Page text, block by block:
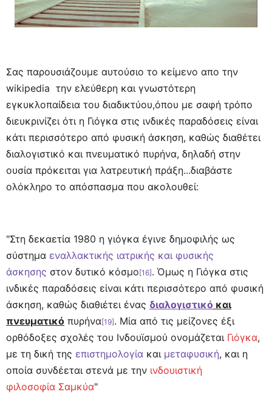
Σας παρουσιάζουμε αυτούσιο το κείμενο απο την
wikipedia την ελεύθερη και γνωστότερη
εγκυκλοπαίδεια του διαδικτύου,όπου με σαφή τρόπο
διευκρινίζει ότι η Γιόγκα στις ινδικές παραδόσεις είναι
κάτι περισσότερο από φυσική άσκηση, καθώς διαθέτει
διαλογιστικό και πνευματικό πυρήνα, δηλαδή στην
ουσία πρόκειται για λατρευτική πράξη...διαβάστε
ολόκληρο το απόσπασμα που ακολουθεί:
"Στη δεκαετία 1980 η γιόγκα έγινε δημοφιλής ως
σύστημα εναλλακτικής ιατρικής και φυσικής
άσκησης στον δυτικό κόσμο [16]. Όμως η Γιόγκα στις
ινδικές παραδόσεις είναι κάτι περισσότερο από φυσική
άσκηση, καθώς διαθιέτει ένας διαλογιστικό και
πνευματικό πυρήνα[19]. Μία από τις μείζονες έξι
ορθόδοξες σχολές του Ινδουϊσμού ονομάζεται Γιόγκα,
με τη δική της επιστημολογία και μεταφυσική, και η
οποία συνδέεται στενά με την ινδουιστική
φιλοσοφία Σαμκύα"